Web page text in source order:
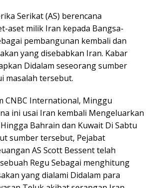
Serikat (AS) berencana
aset milik Iran kepada Bangsa-
pembangunan kembali dan
yang disebabkan Iran. Kabar
Didalam seseorang sumber
masalah tersebut.
CNBC International, Minggu
ini usai Iran kembali Mengeluarkan
Bahrain dan Kuwait Di Sabtu
sumber tersebut, Pejabat
AS Scott Bessent telah
Regu Sebagai menghitung
yang dialami Didalam para